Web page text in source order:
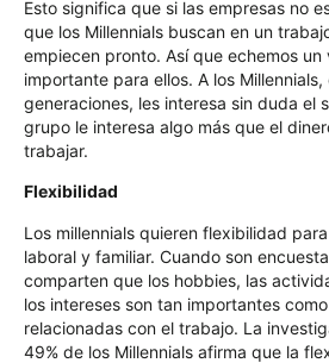
Esto significa que si las empresas no
que los Millennials buscan en un
empiecen pronto. Así que echemos un
importante para ellos. A los
generaciones, les interesa sin duda el
grupo le interesa algo más que el
trabajar.
Flexibilidad
Los millennials quieren flexibilidad
laboral y familiar. Cuando son
comparten que los hobbies, las
los intereses son tan importantes
relacionadas con el trabajo. La
49% de los Millennials afirma que la